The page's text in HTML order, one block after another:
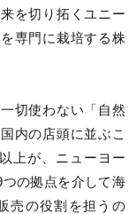
を切り拓くユニー
専門に栽培する株
切使わない「自然
内の店頭に並ぶこ
上が、ニューヨー
の拠点を介して海
売の役割を担うの